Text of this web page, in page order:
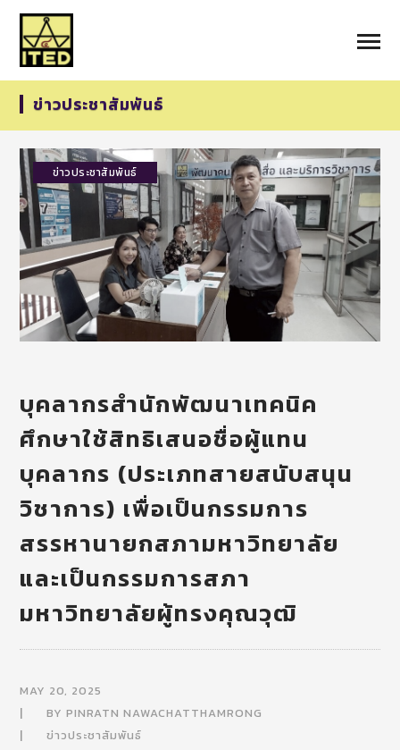
ข่าวประชาสัมพันธ์
ข่าวประชาสัมพันธ์
บุคลากรสำนักพัฒนาเทคนิค
ศึกษาใช้สิทธิเสนอชื่อผู้แทน
บุคลากร (ประเภทสายสนับสนุน
วิชาการ) เพื่อเป็นกรรมการ
สรรหานายกสภามหาวิทยาลัย
และเป็นกรรมการสภา
มหาวิทยาลัยผู้ทรงคุณวุฒิ
MAY 20, 2025
BYPINRATN NAWACHATTHAMRONG
ข่าวประชาสัมพันธ์